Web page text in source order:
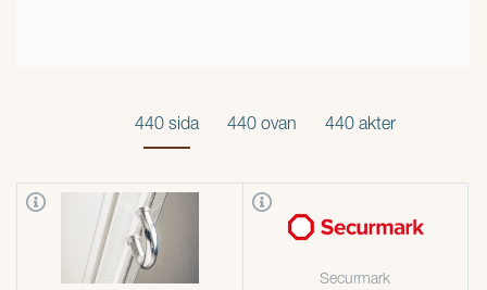
440 sida 440 ovan 440 akter
Securmark